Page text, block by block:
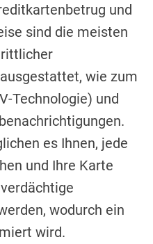
und
sind die meisten
wie zum
Technologie) und
es Ihnen, jede
und Ihre Karte
wodurch ein
wird.